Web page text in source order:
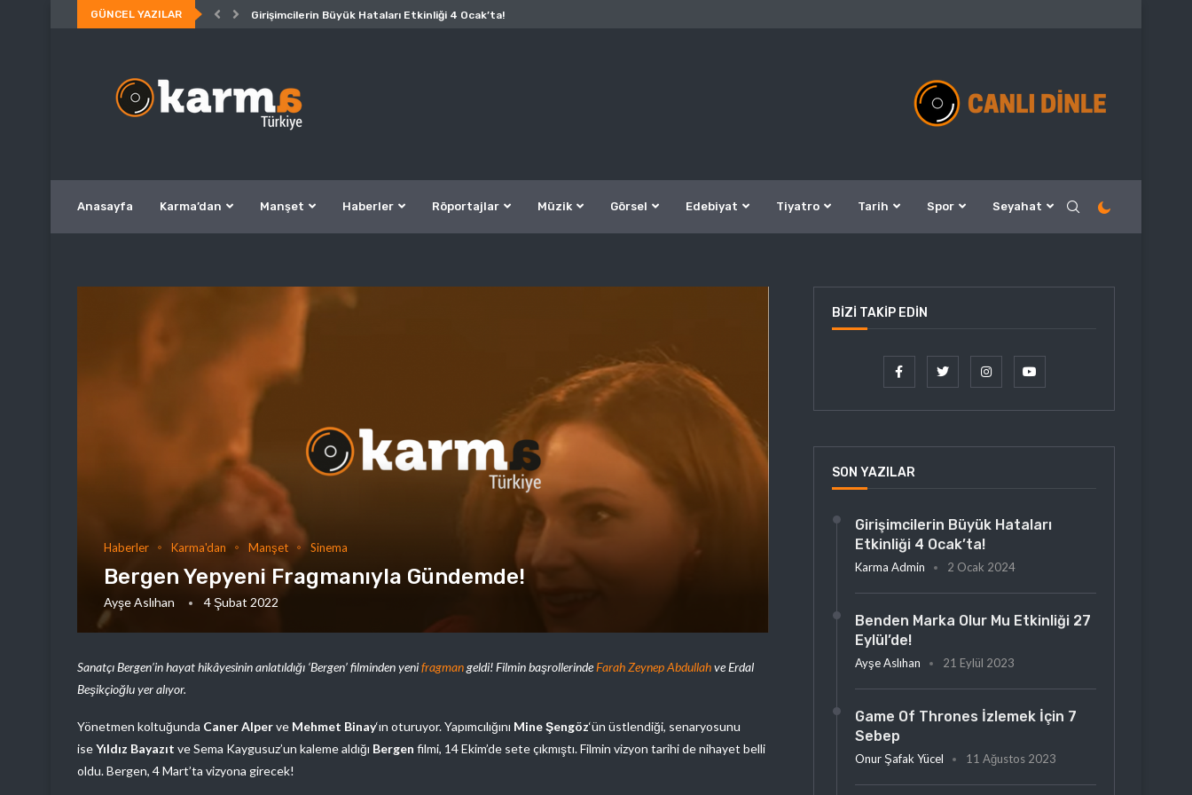
GÜNCEL YAZILAR Girişimcilerin Büyük Hataları Etkinliği 4 Ocak’ta!
Anasayfa Karma’dan Manşet Haberler Röportajlar Müzik Görsel Edebiyat Tiyatro Tarih Spor Seyahat
Haberler Karma'dan Manşet Sinema
Bergen Yepyeni Fragmanıyla Gündemde!
Ayşe Aslıhan 4 Şubat 2022
Sanatçı Bergen’in hayat hikâyesinin anlatıldığı ‘Bergen’ filminden yenifragmangeldi! Filmin başrollerindeFarah Zeynep Abdullahve Erdal
Beşikçioğlu yer alıyor.
Yönetmen koltuğunda Caner Alperve Mehmet Binay‘ın oturuyor. Yapımcılığını Mine Şengöz‘ün üstlendiği, senaryosunu
iseYıldız Bayazıt ve Sema Kaygusuz’un kaleme aldığı Bergen filmi, 14 Ekim’de sete çıkmıştı. Filmin vizyon tarihi de nihayet belli
oldu. Bergen, 4 Mart’ta vizyona girecek!
BIZI TAKIP EDIN
SON YAZILAR
Girişimcilerin Büyük Hataları
Etkinliği 4 Ocak’ta!
Karma Admin 2 Ocak 2024
Benden Marka Olur Mu Etkinliği 27
Eylül’de!
Ayşe Aslıhan 21 Eylül 2023
Game Of Thrones İzlemek İçin 7
Sebep
Onur Şafak Yücel 11 Ağustos 2023